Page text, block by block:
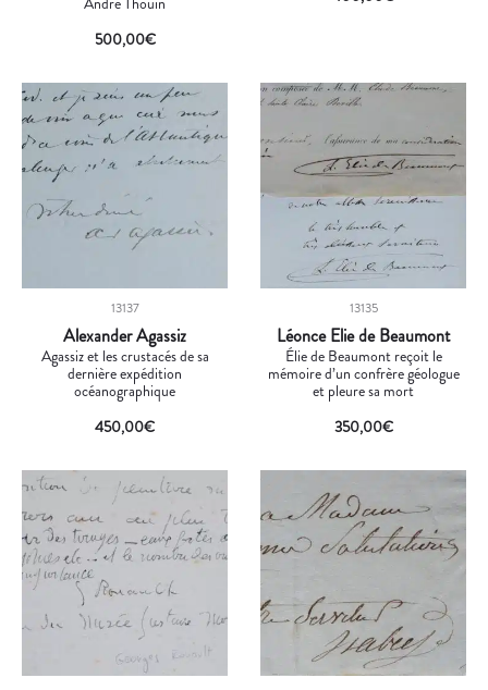
500,00€
13137
Alexander Agassiz
Agassiz et les crustacés de sa
dernière expédition
océanographique
450,00€
13135
Léonce Elie de Beaumont
Élie de Beaumont reçoit le
mémoire d’un confrère géologue
et pleure sa mort
350,00€